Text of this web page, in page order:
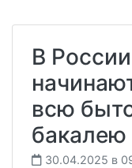
В
всю
бакалею
30.04.2025 в